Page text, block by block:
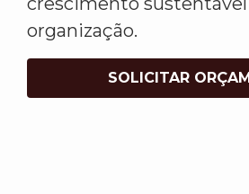
organização.
SOLICITAR